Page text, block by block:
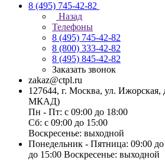
8 (495) 745-42-82
Назад
Телефоны
8 (495) 745-42-82
8 (800) 333-42-82
8 (495) 845-42-82
Заказать звонок
zakaz@ctpl.ru
127644, г. Москва, ул. Ижорская,
МКАД)
Пн - Пт: с 09:00 до 18:00
Сб: с 09:00 до 15:00
Воскресенье: выходной
Понедельник - Пятница: 09:00
до 15:00 Воскресенье: выходной